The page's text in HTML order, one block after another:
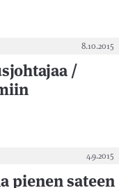
8.10.2015
/
4.9.2015
pienen sateen